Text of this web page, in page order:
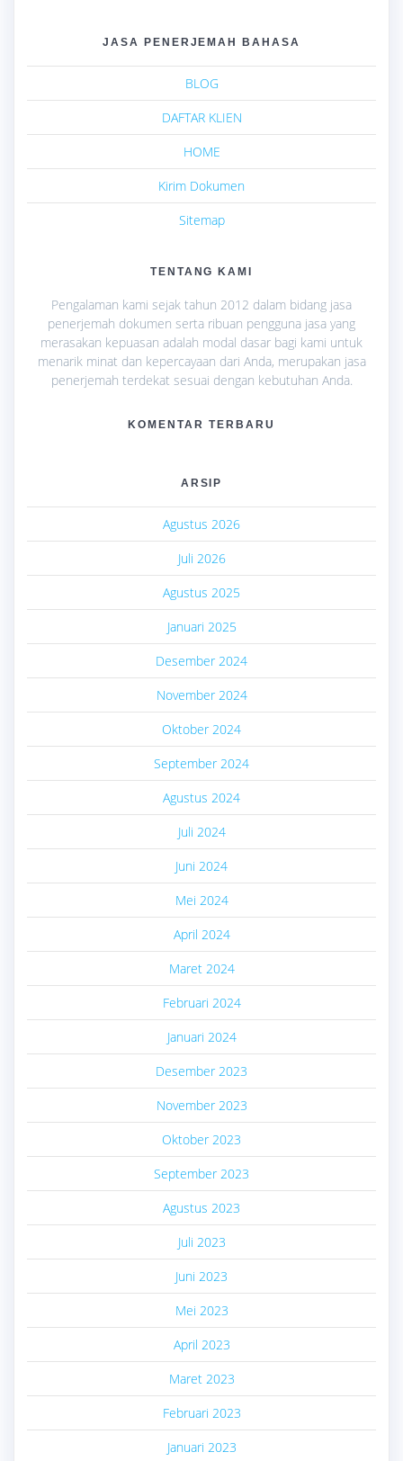
JASA PENERJEMAH BAHASA
BLOG
DAFTAR KLIEN
HOME
Kirim Dokumen
Sitemap
TENTANG KAMI
Pengalaman kami sejak tahun 2012 dalam bidang jasa
penerjemah dokumen serta ribuan pengguna jasa yang
merasakan kepuasan adalah modal dasar bagi kami untuk
menarik minat dan kepercayaan dari Anda, merupakan jasa
penerjemah terdekat sesuai dengan kebutuhan Anda.
KOMENTAR TERBARU
ARSIP
Agustus 2026
Juli 2026
Agustus 2025
Januari 2025
Desember 2024
November 2024
Oktober 2024
September 2024
Agustus 2024
Juli 2024
Juni 2024
Mei 2024
April 2024
Maret 2024
Februari 2024
Januari 2024
Desember 2023
November 2023
Oktober 2023
September 2023
Agustus 2023
Juli 2023
Juni 2023
Mei 2023
April 2023
Maret 2023
Februari 2023
Januari 2023